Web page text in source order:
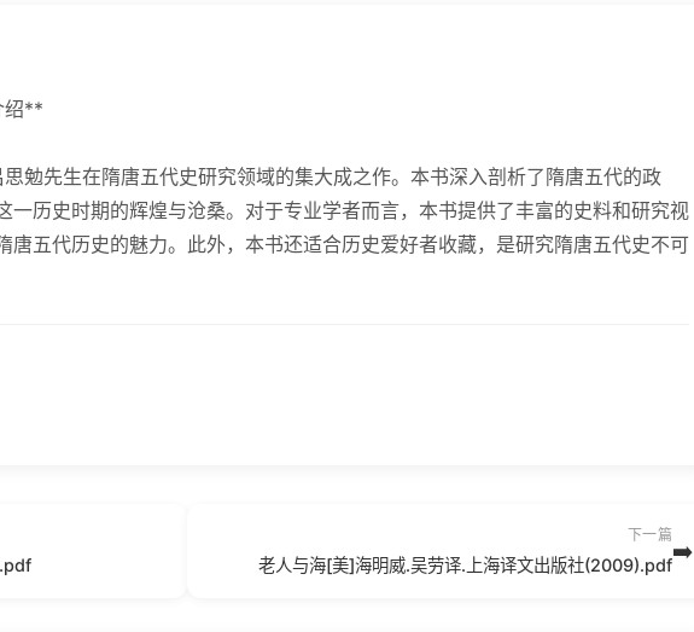
绍**
勉先生在隋唐五代史研究领域的集大成之作。本书深入剖析了隋唐五代的政
一历史时期的辉煌与沧桑。对于专业学者而言，本书提供了丰富的史料和研究视
唐五代历史的魅力。此外，本书还适合历史爱好者收藏，是研究隋唐五代史不可
下一篇
老人与海[美]海明威.吴劳译.上海译文出版社(2009).pdf➡️